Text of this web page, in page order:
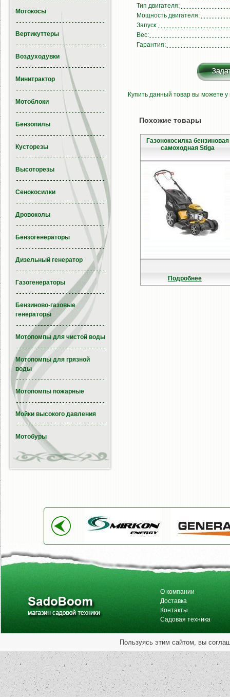
Тип двигателя:
Мощность двигателя:
Запуск:
Вес:
Гарантия:
Купить данный товар вы можете
Похожие товары
Газонокосилка бензиновая
самоходная Stiga
Подробнее
Мотокосы
Вертикуттеры
Воздуходувки
Минитрактор
Мотоблоки
Бензопилы
Кусторезы
Высоторезы
Сенокосилки
Дровоколы
Бензогенераторы
Дизельный генератор
Газогенераторы
Бензиново-газовые
генераторы
Мотопомпы для чистой воды
Мотопомпы для грязной
воды
Мотопомпы пожарные
Мойки высокого давления
Мотобуры
О компании
Доставка
Контакты
Садовая техника
Пользуясь этим сайтом, вы